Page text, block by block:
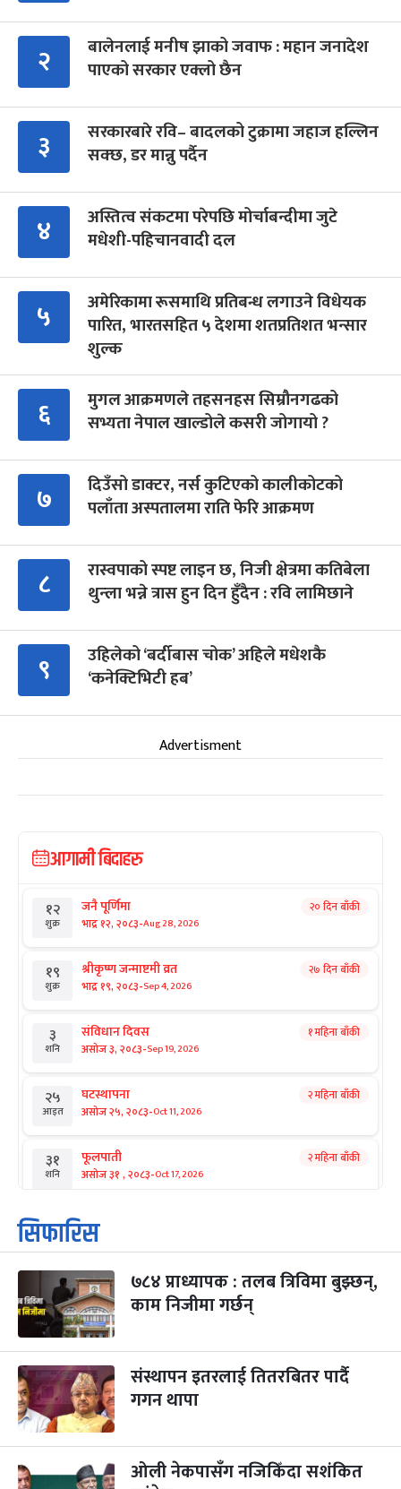
२
बालेनलाई मनीष झाको जवाफ : महान जनादेश
पाएको सरकार एक्लो छैन
३
सरकारबारे रवि– बादलको टुक्रामा जहाज हल्लिन
सक्छ, डर मान्नु पर्दैन
४
अस्तित्व संकटमा परेपछि मोर्चाबन्दीमा जुटे
मधेशी-पहिचानवादी दल
५
अमेरिकामा रूसमाथि प्रतिबन्ध लगाउने विधेयक
पारित, भारतसहित ५ देशमा शतप्रतिशत भन्सार
शुल्क
६
मुगल आक्रमणले तहसनहस सिम्रौनगढको
सभ्यता नेपाल खाल्डोले कसरी जोगायो ?
७
दिउँसो डाक्टर, नर्स कुटिएको कालीकोटको
पलाँता अस्पतालमा राति फेरि आक्रमण
८
रास्वपाको स्पष्ट लाइन छ, निजी क्षेत्रमा कतिबेला
थुन्ला भन्ने त्रास हुन दिन हुँदैन : रवि लामिछाने
९
उहिलेको ‘बर्दीबास चोक’ अहिले मधेशकै
‘कनेक्टिभिटी हब’
Advertisment
आगामी बिदाहरु
१२
शुक्र
जनै पूर्णिमा
भाद्र १२, २०८३-Aug 28, 2026
२० दिन बाँकी
१९
शुक्र
श्रीकृष्ण जन्माष्टमी व्रत
भाद्र १९, २०८३-Sep 4, 2026
२७ दिन बाँकी
३
शनि
संविधान दिवस
असोज ३, २०८३-Sep 19, 2026
१ महिना बाँकी
२५
आइत
घटस्थापना
असोज २५, २०८३-Oct 11, 2026
२ महिना बाँकी
३१
शनि
फूलपाती
असोज ३१ , २०८३-Oct 17, 2026
२ महिना बाँकी
१
आइत
कार्तिक सङ्क्रान्ति
कार्तिक १, २०८३
३
मंगल
महानवमी
कार्तिक ३, २०८३-Oct 20, 2026
२ महिना बाँकी
४
बुध कार्तिक ४, २०८३
५
बिहि
पापा‌ङ्कुशा एकादशी व्रत
कार्तिक ५, २०८३
२२ कुकुर तिहार ३ महिना बाँकी
सिफारिस
७८४ प्राध्यापक : तलब त्रिविमा बुझ्छन्,
काम निजीमा गर्छन्
संस्थापन इतरलाई तितरबितर पार्दै
गगन थापा
ओली नेकपासँग नजिकिँदा सशंकित